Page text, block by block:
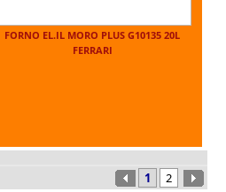
FORNO EL.IL MORO PLUS G10135 20L
FERRARI